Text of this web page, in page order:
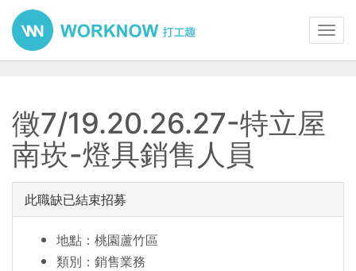
徵7/19.20.26.27-特立屋
南崁-燈具銷售人員
此職缺已結束招募
地點：桃園蘆竹區
類別：銷售業務